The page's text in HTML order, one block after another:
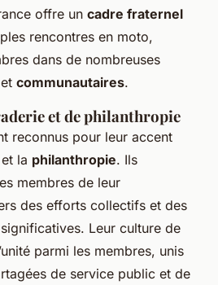
offre un cadre fraternel
rencontres en moto,
dans de nombreuses
et communautaires.
et de philanthropie
reconnus pour leur accent
et la philanthropie. Ils
membres de leur
des efforts collectifs et des
significatives. Leur culture de
parmi les membres, unis
de service public et de